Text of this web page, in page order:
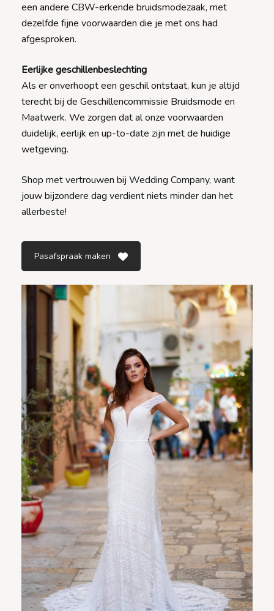
een andere CBW-erkende bruidsmodezaak, met
dezelfde fijne voorwaarden die je met ons had
afgesproken.
Eerlijke geschillenbeslechting
Als er onverhoopt een geschil ontstaat, kun je altijd
terecht bij de Geschillencommissie Bruidsmode en
Maatwerk. We zorgen dat al onze voorwaarden
duidelijk, eerlijk en up-to-date zijn met de huidige
wetgeving.
Shop met vertrouwen bij Wedding Company, want
jouw bijzondere dag verdient niets minder dan het
allerbeste!
Pasafspraak maken